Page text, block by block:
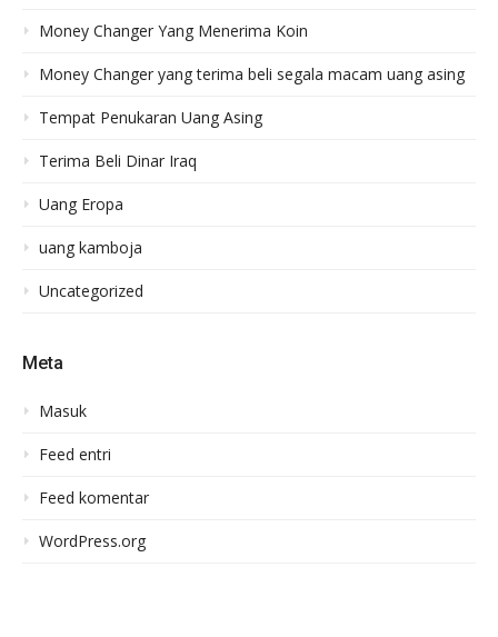
Money Changer Yang Menerima Koin
Money Changer yang terima beli segala macam uang asing
Tempat Penukaran Uang Asing
Terima Beli Dinar Iraq
Uang Eropa
uang kamboja
Uncategorized
Meta
Masuk
Feed entri
Feed komentar
WordPress.org